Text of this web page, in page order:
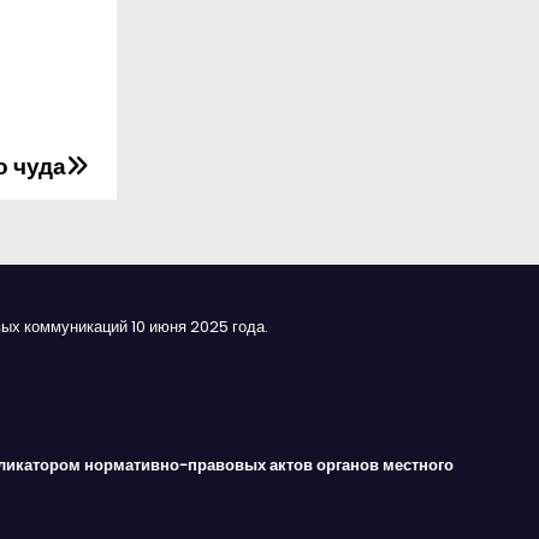
чуда
коммуникаций 10 июня 2025 года.
нормативно-правовых актов органов местного